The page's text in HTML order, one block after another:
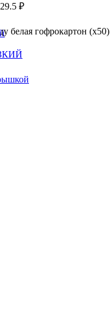
₽
белая гофрокартон (х50)